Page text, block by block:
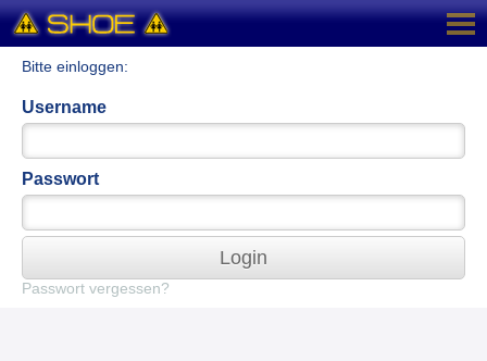
Bitte einloggen:
Username
Passwort
Login
Passwort vergessen?